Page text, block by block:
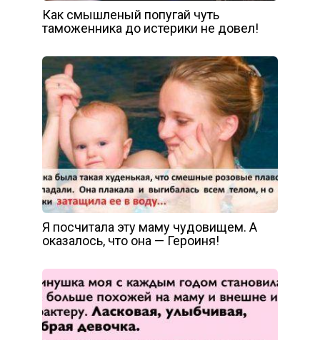
Как смышленый попугай чуть
таможенника до истерики не довел!
Я посчитала эту маму чудовищем. А
оказалось, что она — Героиня!